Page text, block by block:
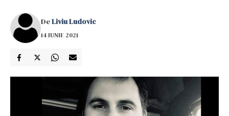
DeLiviu Ludovic
14 IUNIE 2021